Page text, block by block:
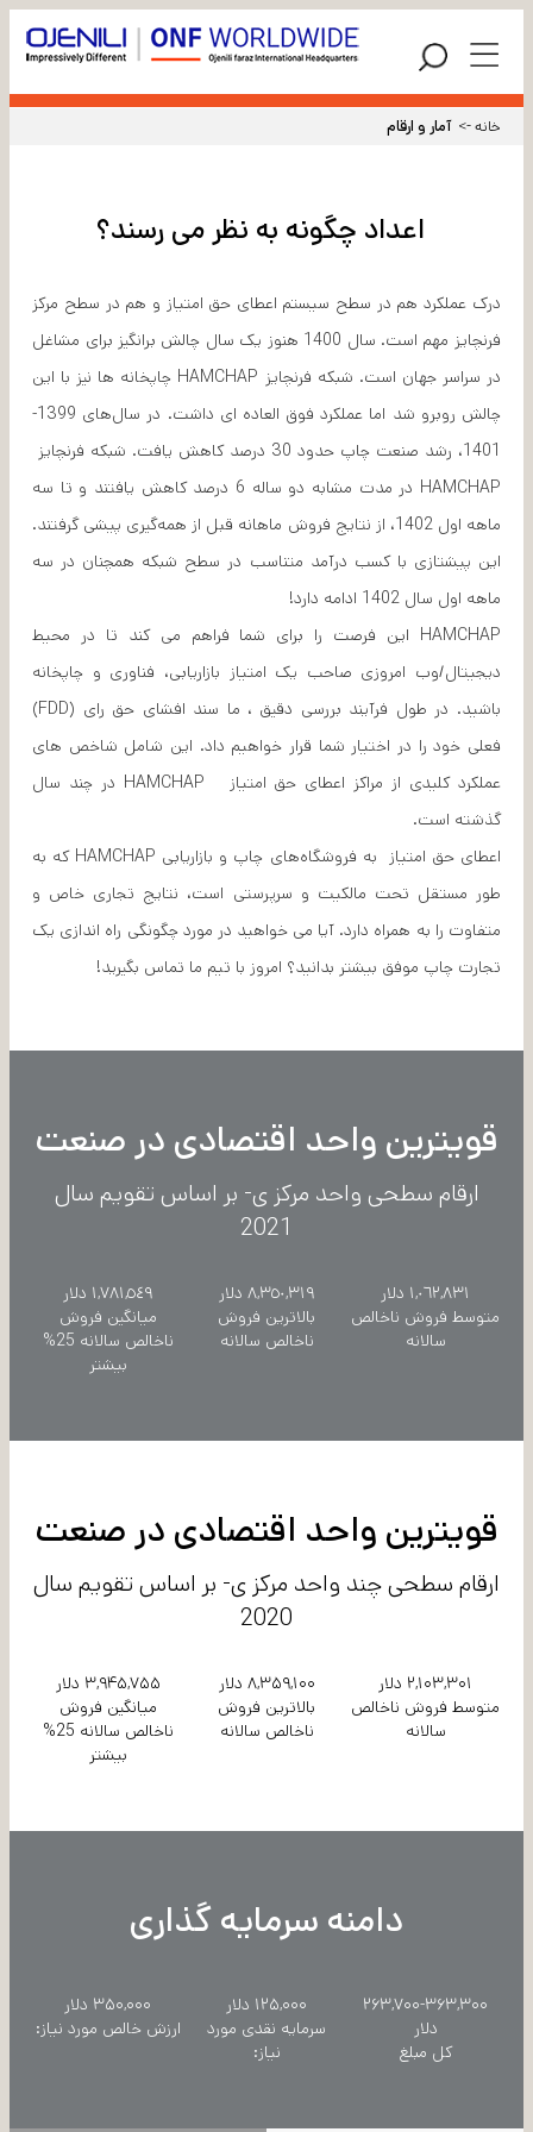
خانه -> آمار و ارقام
اعداد چگونه به نظر می رسند؟
درک عملکرد هم در سطح سیستم اعطای حق امتیاز و هم در سطح مرکز
فرنچایز مهم است. سال 1400 هنوز یک سال چالش برانگیز برای مشاغل
در سراسر جهان است. شبکه فرنچایز HAMCHAP چاپخانه ها نیز با این
چالش روبرو شد اما عملکرد فوق العاده ای داشت. در سال‌های 1399-
1401، رشد صنعت چاپ حدود 30 درصد کاهش یافت. شبکه فرنچایز
HAMCHAP در مدت مشابه دو ساله 6 درصد کاهش یافتند و تا سه
ماهه اول 1402، از نتایج فروش ماهانه قبل از همه‌گیری پیشی گرفتند.
این پیشتازی با کسب درآمد متناسب در سطح شبکه همچنان در سه
ماهه اول سال 1402 ادامه دارد!
HAMCHAP این فرصت را برای شما فراهم می کند تا در محیط
دیجیتال/وب امروزی صاحب یک امتیاز بازاریابی، فناوری و چاپخانه
باشید. در طول فرآیند بررسی دقیق ، ما سند افشای حق رای (FDD)
فعلی خود را در اختیار شما قرار خواهیم داد. این شامل شاخص های
عملکرد کلیدی از مراکز اعطای حق امتیاز HAMCHAP در چند سال
گذشته است.
اعطای حق امتیاز به فروشگاه‌های چاپ و بازاریابی HAMCHAP که به
طور مستقل تحت مالکیت و سرپرستی است، نتایج تجاری خاص و
متفاوت را به همراه دارد. آیا می خواهید در مورد چگونگی راه اندازی یک
تجارت چاپ موفق بیشتر بدانید؟ امروز با تیم ما تماس بگیرید!
قویترین واحد اقتصادی در صنعت
ارقام سطحی واحد مرکز ی- بر اساس تقویم سال
2021
١,٠٦٢,٨٣١ دلار
متوسط فروش ناخالص
سالانه
٨,٣٥٠,٣١٩ دلار
بالاترین فروش
ناخالص سالانه
١,٧٨١,٥٤٩ دلار
میانگین فروش
ناخالص سالانه 25%
بیشتر
قویترین واحد اقتصادی در صنعت
ارقام سطحی چند واحد مرکز ی- بر اساس تقویم سال
2020
۲,۱۰۳,۳۰۱ دلار
متوسط فروش ناخالص
سالانه
۸,۳۵۹,۱۰۰ دلار
بالاترین فروش
ناخالص سالانه
۳,۹۴۵,۷۵۵ دلار
میانگین فروش
ناخالص سالانه 25%
بیشتر
دامنه سرمایه گذاری
۲۶۳,۷۰۰-۳۶۳,۳۰۰
دلار
کل مبلغ
۱۲۵,۰۰۰ دلار
سرمایه نقدی مورد
نیاز:
۳۵۰,۰۰۰ دلار
ارزش خالص مورد نیاز: